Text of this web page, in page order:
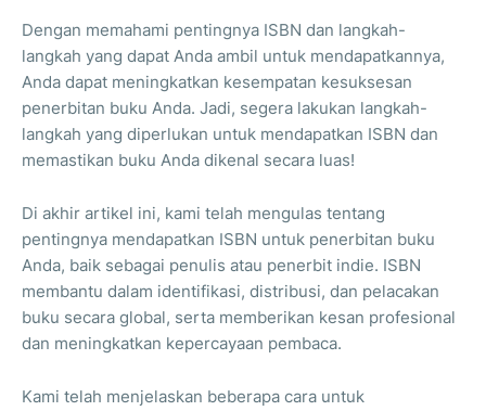
Dengan memahami pentingnya ISBN dan langkah-
langkah yang dapat Anda ambil untuk mendapatkannya,
Anda dapat meningkatkan kesempatan kesuksesan
penerbitan buku Anda. Jadi, segera lakukan langkah-
langkah yang diperlukan untuk mendapatkan ISBN dan
memastikan buku Anda dikenal secara luas!
Di akhir artikel ini, kami telah mengulas tentang
pentingnya mendapatkan ISBN untuk penerbitan buku
Anda, baik sebagai penulis atau penerbit indie. ISBN
membantu dalam identifikasi, distribusi, dan pelacakan
buku secara global, serta memberikan kesan profesional
dan meningkatkan kepercayaan pembaca.
Kami telah menjelaskan beberapa cara untuk